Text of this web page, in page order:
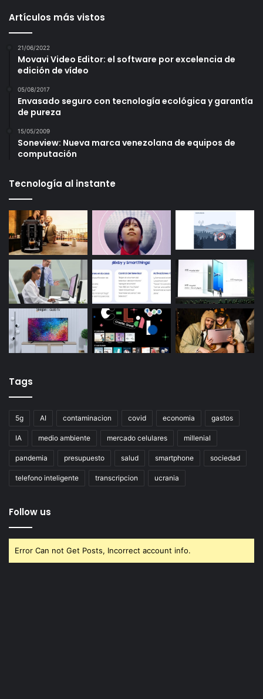
Artículos más vistos
21/06/2022
Movavi Video Editor: el software por excelencia de
edición de vídeo
05/08/2017
Envasado seguro con tecnología ecológica y garantía
de pureza
15/05/2009
Soneview: Nueva marca venezolana de equipos de
computación
Tecnología al instante
Tags
5g AI contaminacion covid economia gastos
IA medio ambiente mercado celulares millenial
pandemia presupuesto salud smartphone sociedad
telefono inteligente transcripcion ucrania
Follow us
Error Can not Get Posts, Incorrect account info.